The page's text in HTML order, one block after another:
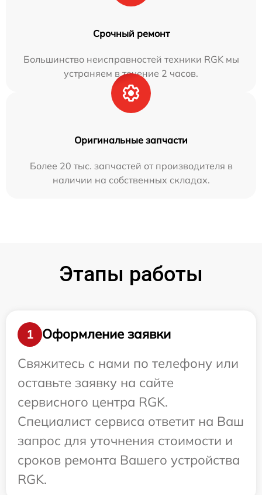
Срочный ремонт
Большинство неисправностей техники RGK мы
устраняем в течение 2 часов.
Оригинальные запчасти
Более 20 тыс. запчастей от производителя в
наличии на собственных складах.
Этапы работы
1
Оформление заявки
Свяжитесь с нами по телефону или
оставьте заявку на сайте
сервисного центра RGK.
Специалист сервиса ответит на Ваш
запрос для уточнения стоимости и
сроков ремонта Вашего устройства
RGK.